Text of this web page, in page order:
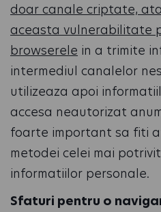
doar canale criptate,
aceasta vulnerabilitate
browserele in a trimite
intermediul canalelor
utilizeaza apoi
accesa neautorizat
foarte important sa fiti
metodei celei mai
informatiilor personale.
Sfaturi pentru o